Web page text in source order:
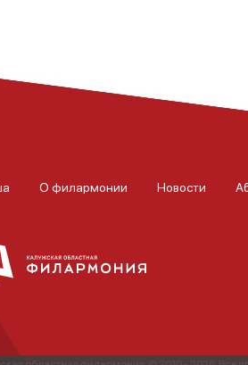
О филармонии Новости